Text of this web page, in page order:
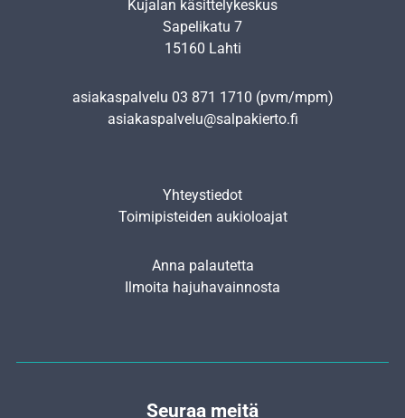
Kujalan käsittelykeskus
Sapelikatu 7
15160 Lahti
asiakaspalvelu 03 871 1710 (pvm/mpm)
asiakaspalvelu@salpakierto.fi
Yhteystiedot
Toimipisteiden aukioloajat
Anna palautetta
Ilmoita hajuhavainnosta
Seuraa meitä